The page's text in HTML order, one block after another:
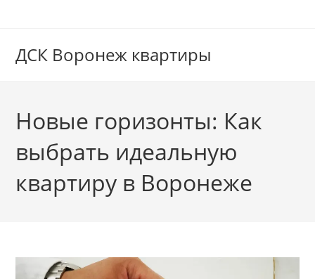
ДСК Воронеж квартиры
Новые горизонты: Как
выбрать идеальную
квартиру в Воронеже